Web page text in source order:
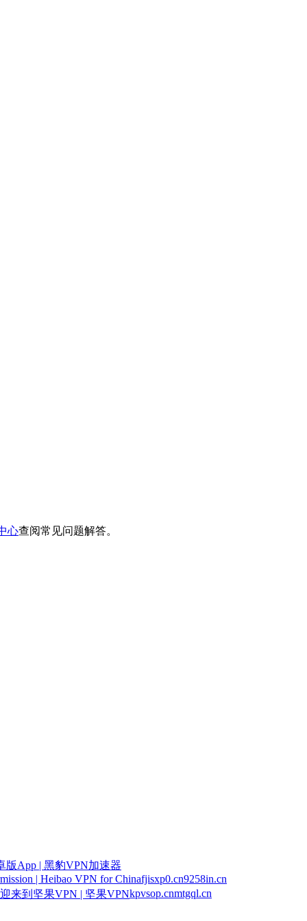
心查阅常见问题解答。
版App | 黑豹VPN加速器
| Heibao VPN for Chinafjisxp0.cn9258in.cn
来到坚果VPN | 坚果VPNkpvsop.cnmtgql.cn